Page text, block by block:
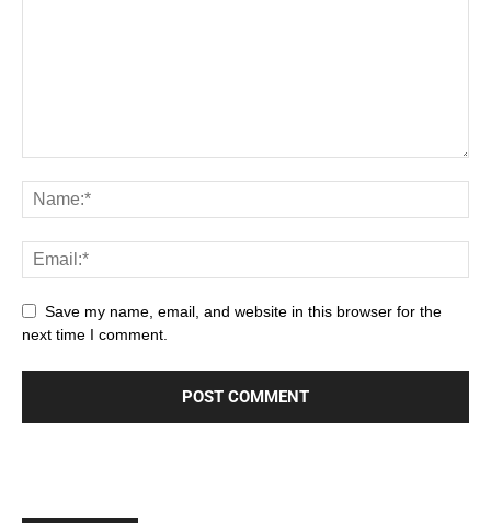
Save my name, email, and website in this browser for the
next time I comment.